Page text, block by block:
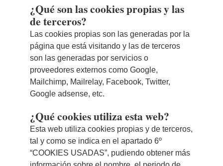
¿Qué son las cookies propias y las
de terceros?
Las cookies propias son las generadas por la
página que está visitando y las de terceros
son las generadas por servicios o
proveedores externos como Google,
Mailchimp, Mailrelay, Facebook, Twitter,
Google adsense, etc.
¿Qué cookies utiliza esta web?
Esta web utiliza cookies propias y de terceros,
tal y como se indica en el apartado 6º
“COOKIES USADAS”, pudiendo obtener más